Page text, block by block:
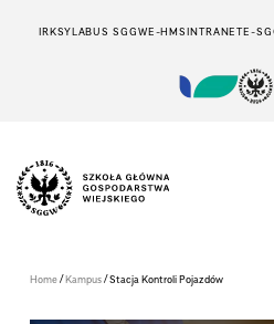
IRKSYLABUS SGGWE-HMSINTRANETE-
Home/Kampus/Stacja Kontroli Pojazdów